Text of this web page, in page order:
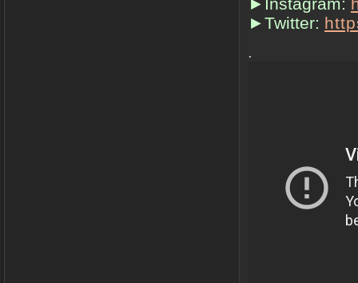
►Twitter:
.